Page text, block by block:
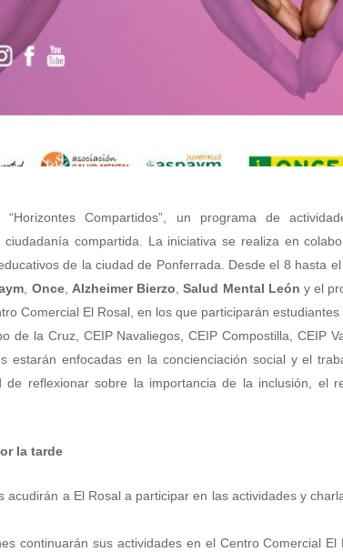
Compartidos”, un programa de
compartida. La iniciativa se realiza en
de la ciudad de Ponferrada. Desde el 8 hasta
Once, Alzheimer Bierzo ,Salud Mental León y el
Comercial El Rosal, en los que participarán estudiantes
de la Cruz, CEIP Navaliegos, CEIP Compostilla, CEIP
estarán enfocadas en la concienciación social y el
reflexionar sobre la importancia de la inclusión, el
la tarde
a El Rosal a participar en las actividades y
continuarán sus actividades en el Centro Comercial El